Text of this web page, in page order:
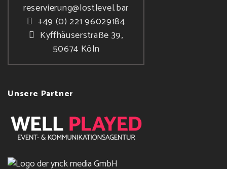
reservierung@lostlevel.bar
+49 (0) 221 96029184
Kyffhäuserstraße 39,
50674 Köln
Unsere Partner